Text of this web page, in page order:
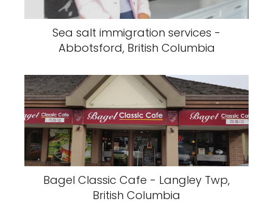
Sea salt immigration services -
Abbotsford, British Columbia
Bagel Classic Cafe - Langley Twp,
British Columbia